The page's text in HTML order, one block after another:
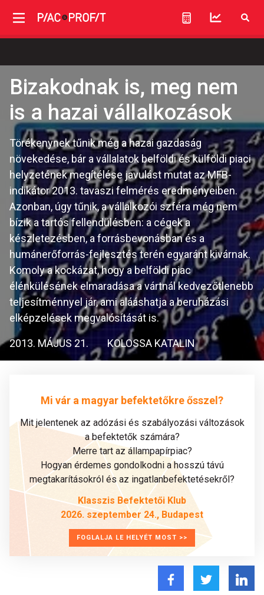
Bizakodnak is, meg nem
is a hazai vállalkozások
Törékenynek tűnik még a hazai gazdaság
növekedése, bár a vállalatok belföldi és külföldi piaci
helyzetének megítélése javulást mutat az MFB-
indikátor 2013. tavaszi felmérés eredményeiben.
Azonban, úgy tűnik, a vállalkozói szféra még nem
bízik a tartós fellendülésben: a cégek a
készletezésben, a forrásbevonásban és a
humánerőforrás-fejlesztés terén egyaránt kivárnak.
Komoly a kockázat, hogy a belföldi piac
élénkülésének elmaradása a vártnál kedvezőtlenebb
teljesítménnyel jár, ami alááshatja a beruházási
elképzelések megvalósítását is.
2013. MÁJUS 21. KOLOSSA KATALIN
Mi vár a magyar befektetőkre ősszel?
Mit jelentenek az adózási és szabályozási változások
a befektetők számára?
Merre tart az állampapírpiac?
Hogyan érdemes gondolkodni a hosszú távú
megtakarításokról és az ingatlanbefektetésekről?
Klasszis Befektetői Klub
2026. szeptember 24., Budapest
FOGLALJA LE HELYÉT MOST >>